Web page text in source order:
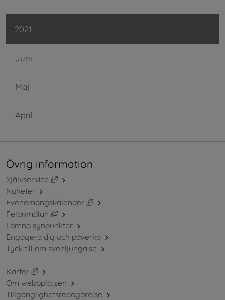
2021
Juni
Maj
April
Övrig information
Självservice
Länk till annan webbplats, öppnas i nytt fönster.
Nyheter
Evenemangskalender
Länk till annan webbplats, öppnas i
Felanmälan
Länk till annan webbplats, öppnas i nytt fönster.
Lämna synpunkter
Engagera dig och påverka
Tyck till om svenljunga.se
Kartor
Länk till annan webbplats, öppnas i nytt fönster.
Om webbplatsen
Tillgänglighetsredogörelse